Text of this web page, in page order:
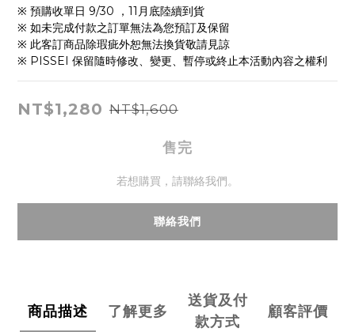
※ 預購收單日 9/30 ，11月底陸續到貨
※ 如未完成付款之訂單無法為您預訂及保留
※ 此客訂商品除瑕疵外恕無法換貨敬請見諒
※ PISSEI 保留隨時修改、變更、暫停或終止本活動內容之權利
NT$1,280 NT$1,600
售完
若想購買，請聯絡我們。
聯絡我們
商品描述 了解更多
送貨及付
款方式
顧客評價